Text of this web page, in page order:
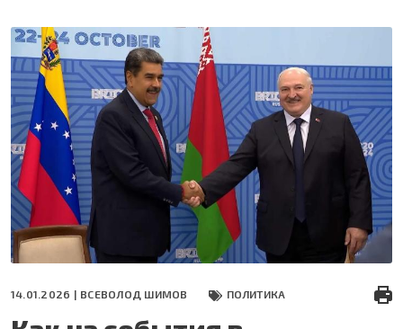
основному
содержанию
14.01.2026 | ВСЕВОЛОД ШИМОВ ПОЛИТИКА